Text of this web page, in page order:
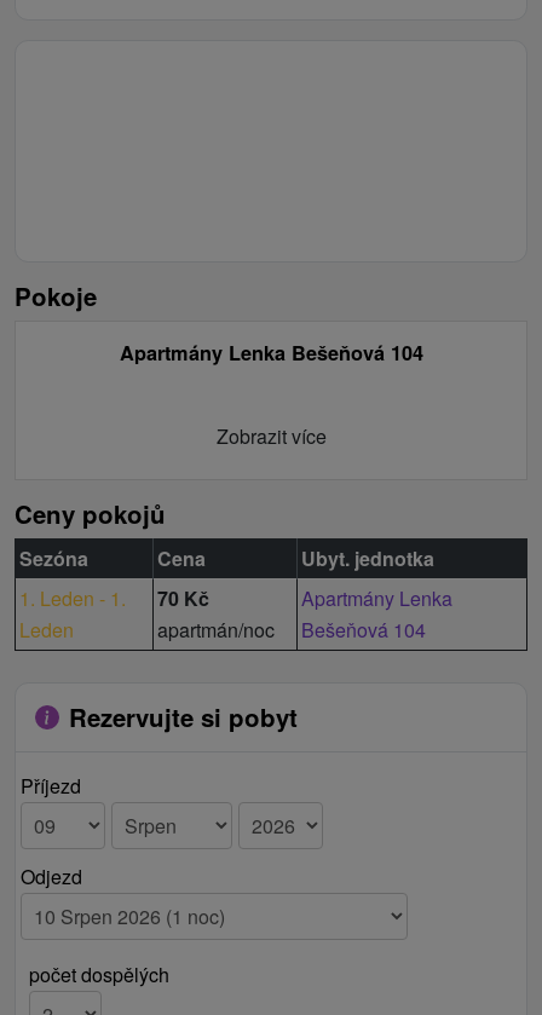
Pokoje
Apartmány Lenka Bešeňová 104
Zobrazit více
Ceny pokojů
Sezóna Cena
Ubyt. jednotka
1. Leden - 1.
Leden
70 Kč
apartmán/noc
Apartmány Lenka
Bešeňová 104
Rezervujte si pobyt
Příjezd
Odjezd
počet dospělých